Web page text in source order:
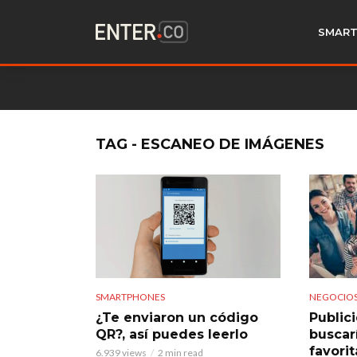
TAG - ESCANEO DE IMÁGENES
SMARTPHONES
¿Te enviaron un código
QR?, así puedes leerlo
6.939 views 2 min read